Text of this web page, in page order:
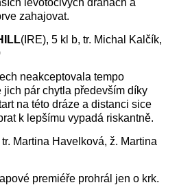
levotočivých drahách a
zahajovat.
(IRE), 5 kl b, tr. Michal Kalčík,
neakceptovala tempo
pár chytla především díky
na této dráze a distanci sice
k lepšímu vypadá riskantně.
Martina Havelková, ž. Martina
premiéře prohrál jen o krk.